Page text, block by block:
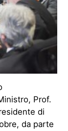
Prof.
di
da parte